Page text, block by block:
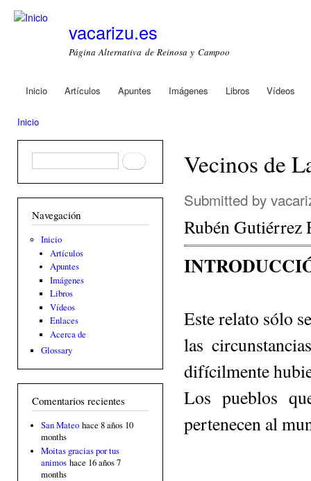
vacarizu.es
Página Alternativa de Reinosa y Campoo
Main menu
Inicio Artículos Apuntes Imágenes Libros Vídeos
Inicio
Formulario de búsquedaBuscar
Navegación
Inicio
Artículos
Apuntes
Imágenes
Libros
Vídeos
Enlaces
Acerca de
Glossary
Comentarios recientes
San Mateo hace 8 años 10
months
Moitas gracias por tus
animos hace 16 años 7
months
Vecinos de
Submitted by
Rubén Gutiérrez
Este relato sólo
las
difícilmente
Los pueblos
pertenecen al